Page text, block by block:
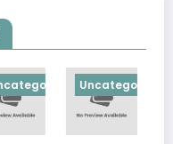
Uncategorized